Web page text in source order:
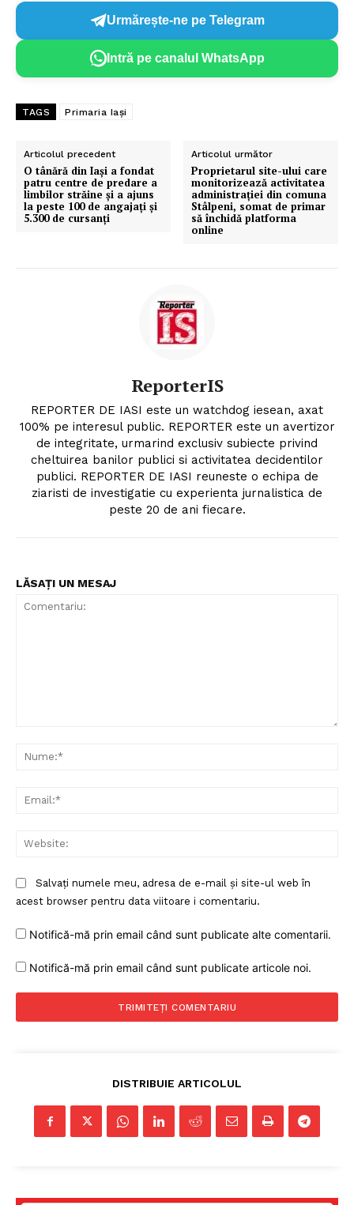
Urmărește-ne pe Telegram
Intră pe canalul WhatsApp
TAGS Primaria Iași
Articolul precedent
O tânără din Iași a fondat
patru centre de predare a
limbilor străine și a ajuns
la peste 100 de angajați și
5.300 de cursanţi
Articolul următor
Proprietarul site-ului care
monitorizează activitatea
administrației din comuna
Stâlpeni, somat de primar
să închidă platforma
online
ReporterIS
REPORTER DE IASI este un watchdog iesean, axat
100% pe interesul public. REPORTER este un avertizor
de integritate, urmarind exclusiv subiecte privind
cheltuirea banilor publici si activitatea decidentilor
publici. REPORTER DE IASI reuneste o echipa de
ziaristi de investigatie cu experienta jurnalistica de
peste 20 de ani fiecare.
LĂSAȚI UN MESAJ
Salvați numele meu, adresa de e-mail și site-ul web în
acest browser pentru data viitoare i comentariu.
Notifică-mă prin email când sunt publicate alte comentarii.
Notifică-mă prin email când sunt publicate articole noi.
DISTRIBUIE ARTICOLUL